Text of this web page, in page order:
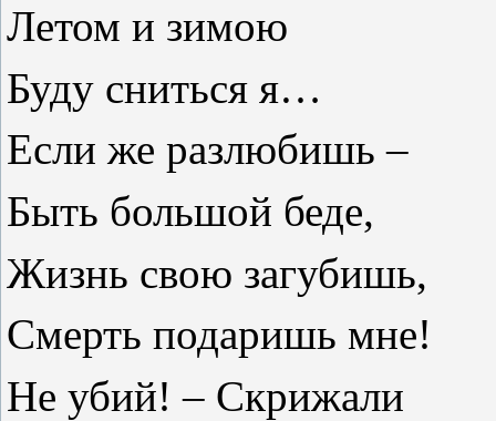
Летом и зимою
Буду сниться я…
Если же разлюбишь –
Быть большой беде,
Жизнь свою загубишь,
Смерть подаришь мне!
Не убий! – Скрижали